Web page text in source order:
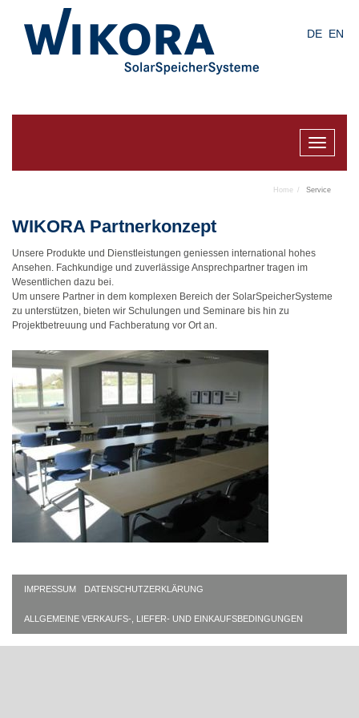
DE EN
Toggle
Home Service
WIKORA Partnerkonzept
Unsere Produkte und Dienstleistungen geniessen international hohes
Ansehen. Fachkundige und zuverlässige Ansprechpartner tragen im
Wesentlichen dazu bei.
Um unsere Partner in dem komplexen Bereich der SolarSpeicherSysteme
zu unterstützen, bieten wir Schulungen und Seminare bis hin zu
Projektbetreuung und Fachberatung vor Ort an.
IMPRESSUM DATENSCHUTZERKLÄRUNG
ALLGEMEINE VERKAUFS-, LIEFER- UND EINKAUFSBEDINGUNGEN